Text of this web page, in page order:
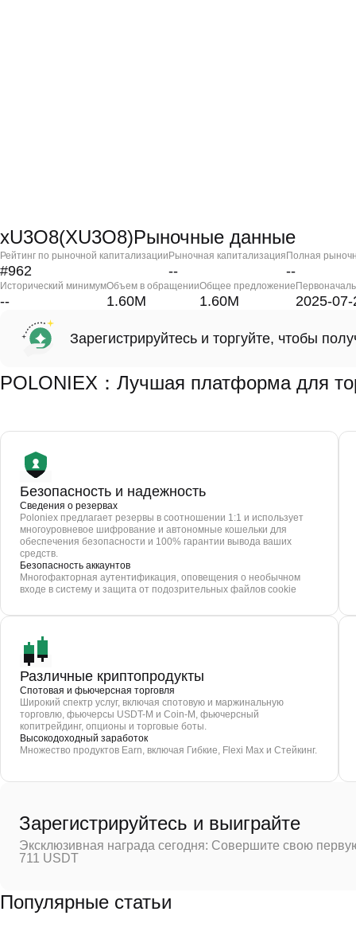
xU3O8(XU3O8)Рыночные данные
Рейтинг по рыночной капитализации
#962
Рыночная капитализация
--
Полная
--
Исторический минимум
--
Объем в обращении
1.60M
Общее предложение
1.60M 2025-07-
Зарегистрируйтесь и торгуйте, чтобы
POLONIEX：Лучшая платформа для
Безопасность и надежность
Сведения о резервах
Poloniex предлагает резервы в соотношении 1:1 и использует
многоуровневое шифрование и автономные кошельки для
обеспечения безопасности и 100% гарантии вывода ваших
средств.
Безопасность аккаунтов
Многофакторная аутентификация, оповещения о необычном
входе в систему и защита от подозрительных файлов cookie
Различные криптопродукты
Спотовая и фьючерсная торговля
Широкий спектр услуг, включая спотовую и маржинальную
торговлю, фьючерсы USDT-M и Coin-M, фьючерсный
копитрейдинг, опционы и торговые боты.
Высокодоходный заработок
Множество продуктов Earn, включая Гибкие, Flexi Max и Стейкинг.
Зарегистрируйтесь и выиграйте
Эксклюзивная награда сегодня: Совершите свою
711 USDT
Популярные статьи